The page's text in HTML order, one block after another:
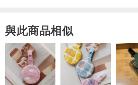
C.亞麻繩
D.琺瑯藝術街手作LOGO章印牛皮提袋
與此商品相似